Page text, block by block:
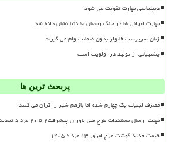
دیپلماسی مهارت تقویت می شود
مهارت ایرانی ها در جنگ رمضان به دنیا نشان داده شد
زنان سرپرست خانوار بدون ضمانت وام می گیرند
پشتیبانی از تولید در اولویت است
پربحث ترین ها
مصرف لبنیات یک چهارم شده اما بازهم شیر را گران می کنند
مهلت ارسال مستندات طرح ملی یاوران پیشرفت۲ تا ۲۰ مرداد تمدید گردید
قیمت جدید گوشت مرغ امروز ۱۳ مرداد ۱۴۰۵